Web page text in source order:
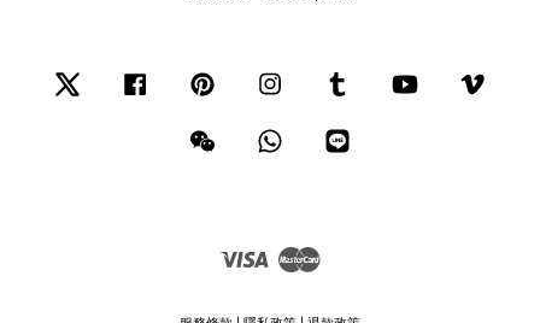
Facebook Pinterest Instagram Tumblr YouTube
Wechat Whatsapp
Visa